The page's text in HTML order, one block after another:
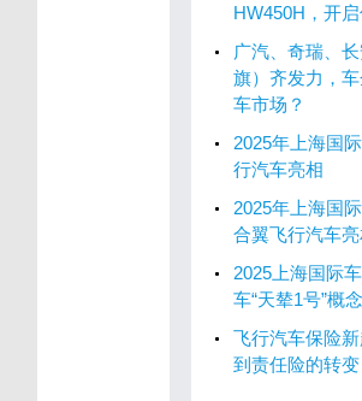
HW450H，开
广汽、奇瑞、
旗）齐发力，
车市场？
2025年上海国
行汽车亮相
2025年上海国
合翼飞行汽车亮
2025上海国际
车“天辇1号”概
飞行汽车保险
到责任险的转变